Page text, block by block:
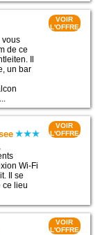
vous
de ce
Il
un bar
VOIR
L'OFFRE
Wi-Fi
Il se
ce lieu
VOIR
L'OFFRE
VOIR
L'OFFRE